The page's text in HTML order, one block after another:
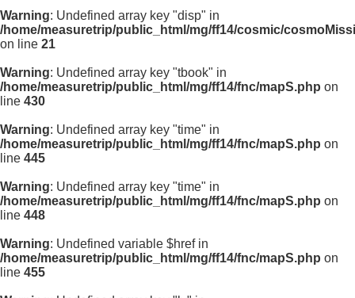
Warning: Undefined array key "disp" in
/home/measuretrip/public_html/mg/ff14/cosmic/
on line 21
Warning: Undefined array key "tbook" in
/home/measuretrip/public_html/mg/ff14/fnc/mapS.php on
line 430
Warning: Undefined array key "time" in
/home/measuretrip/public_html/mg/ff14/fnc/mapS.php on
line 445
Warning: Undefined array key "time" in
/home/measuretrip/public_html/mg/ff14/fnc/mapS.php on
line 448
Warning: Undefined variable $href in
/home/measuretrip/public_html/mg/ff14/fnc/mapS.php on
line 455